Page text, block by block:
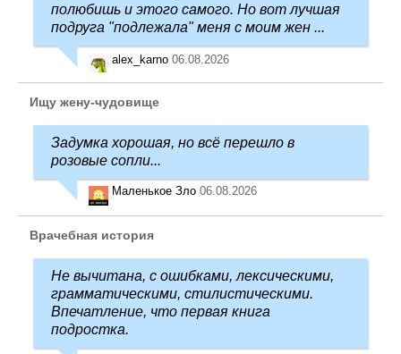
полюбишь и этого самого. Но вот лучшая
подруга "подлежала" меня с моим жен ...
alex_karno 06.08.2026
Ищу жену-чудовище
Задумка хорошая, но всё перешло в
розовые сопли...
Маленькое Зло 06.08.2026
Врачебная история
Не вычитана, с ошибками, лексическими,
грамматическими, стилистическими.
Впечатление, что первая книга
подростка.